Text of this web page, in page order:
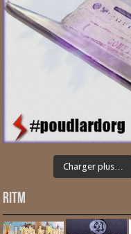
Charger plus…
RITM